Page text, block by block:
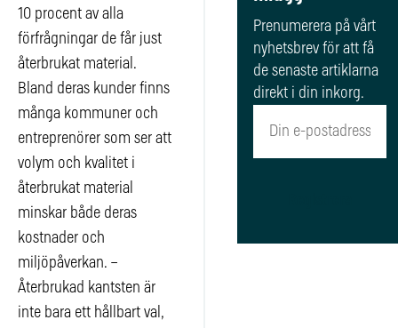
10 procent av alla
förfrågningar de får just
återbrukat material.
Bland deras kunder finns
många kommuner och
entreprenörer som ser att
volym och kvalitet i
återbrukat material
minskar både deras
kostnader och
miljöpåverkan. –
Återbrukad kantsten är
inte bara ett hållbart val,
Prenumerera på vårt
nyhetsbrev för att få
de senaste artiklarna
direkt i din inkorg.